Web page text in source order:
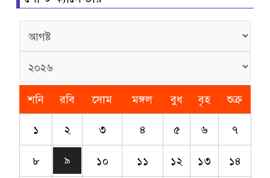
শনি রবি সোম মঙ্গল বুধ বৃহ
শুক্র
১
২ ৩ ৪ ৫ ৬
৭
৮
৯ ১০ ১১ ১২ ১৩
১৪